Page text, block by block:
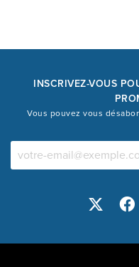
INSCRIVEZ-VOUS
Vous pouvez vous